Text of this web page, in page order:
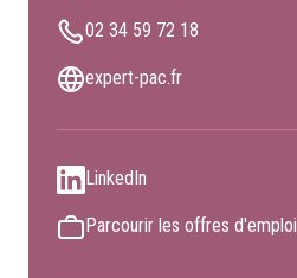
02 34 59 72 18
expert-pac.fr
LinkedIn
Parcourir les offres d'emploi